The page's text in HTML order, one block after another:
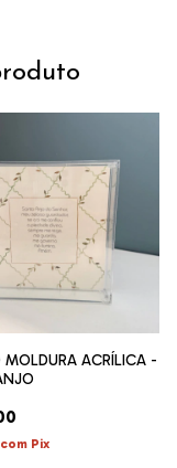
MOLDURA ACRÍLICA -
com Pix